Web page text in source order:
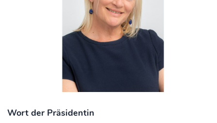
Wort der Präsidentin